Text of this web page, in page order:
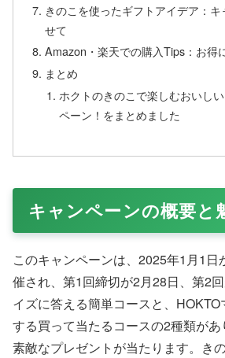
きのこを使ったギフトアイデア：
せて
Amazon・楽天での購入Tips：お得
まとめ
ホクトのきのこで楽しむおいし
ペーン！をまとめました
キャンペーンの概要と
このキャンペーンは、2025年1月1日
催され、第1回締切が2月28日、第2
イズに答える簡単コースと、
する買って当たるコースの2種類が
素敵なプレゼントが当たります。き